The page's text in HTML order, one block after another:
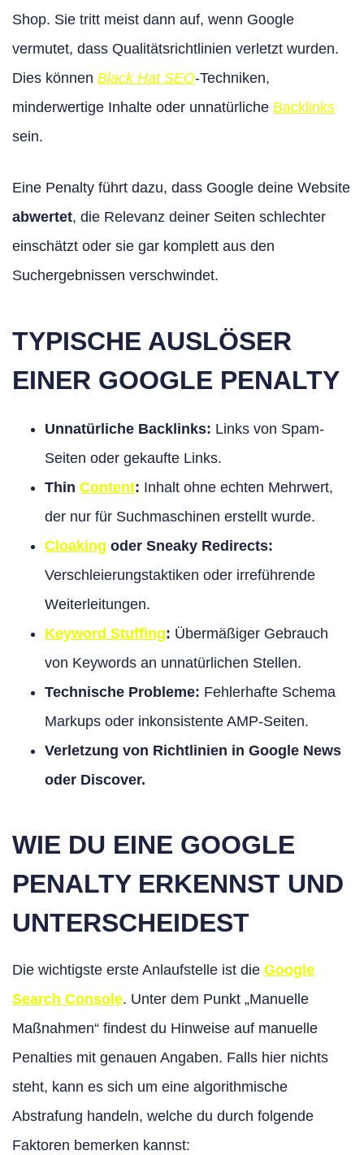
Shop. Sie tritt meist dann auf, wenn Google
vermutet, dass Qualitätsrichtlinien verletzt wurden.
Dies können Black Hat SEO-Techniken,
minderwertige Inhalte oder unnatürliche Backlinks
sein.
Eine Penalty führt dazu, dass Google deine Website
abwertet, die Relevanz deiner Seiten schlechter
einschätzt oder sie gar komplett aus den
Suchergebnissen verschwindet.
TYPISCHE AUSLÖSER
EINER GOOGLE PENALTY
Unnatürliche Backlinks: Links von Spam-
Seiten oder gekaufte Links.
Thin Content: Inhalt ohne echten Mehrwert,
der nur für Suchmaschinen erstellt wurde.
Cloaking oder Sneaky Redirects:
Verschleierungstaktiken oder irreführende
Weiterleitungen.
Keyword Stuffing: Übermäßiger Gebrauch
von Keywords an unnatürlichen Stellen.
Technische Probleme: Fehlerhafte Schema
Markups oder inkonsistente AMP-Seiten.
Verletzung von Richtlinien in Google News
oder Discover.
WIE DU EINE GOOGLE
PENALTY ERKENNST UND
UNTERSCHEIDEST
Die wichtigste erste Anlaufstelle ist die Google
Search Console. Unter dem Punkt „Manuelle
Maßnahmen“ findest du Hinweise auf manuelle
Penalties mit genauen Angaben. Falls hier nichts
steht, kann es sich um eine algorithmische
Abstrafung handeln, welche du durch folgende
Faktoren bemerken kannst: